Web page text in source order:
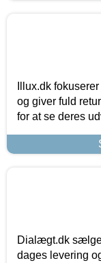
Illux.dk
og giver fuld
for at se deres
Dialægt.dk
dages levering